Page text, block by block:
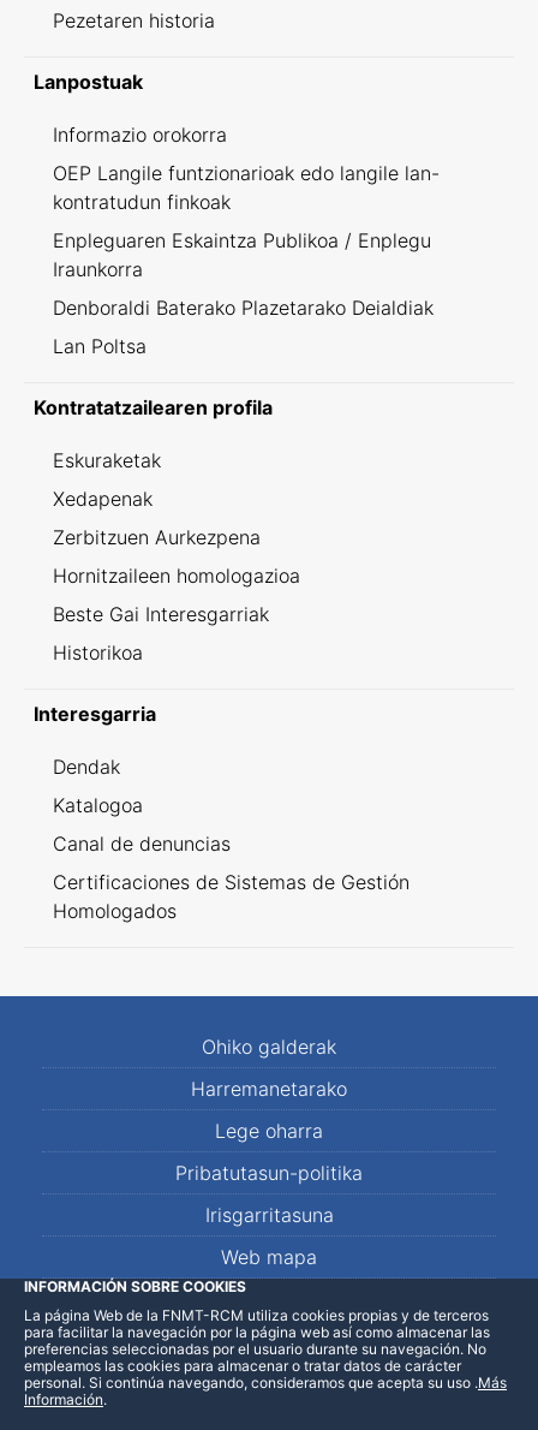
Pezetaren historia
Lanpostuak
Informazio orokorra
OEP Langile funtzionarioak edo langile lan-
kontratudun finkoak
Enpleguaren Eskaintza Publikoa / Enplegu
Iraunkorra
Denboraldi Baterako Plazetarako Deialdiak
Lan Poltsa
Kontratatzailearen profila
Eskuraketak
Xedapenak
Zerbitzuen Aurkezpena
Hornitzaileen homologazioa
Beste Gai Interesgarriak
Historikoa
Interesgarria
Dendak
Katalogoa
Canal de denuncias
Certificaciones de Sistemas de Gestión
Homologados
Ohiko galderak
Harremanetarako
Lege oharra
Pribatutasun-politika
Irisgarritasuna
Web mapa
LinkedInFacebookWhatsApp
INFORMACIÓN SOBRE COOKIES
La página Web de la FNMT-RCM utiliza cookies propias y de terceros
para facilitar la navegación por la página web así como almacenar las
preferencias seleccionadas por el usuario durante su navegación. No
empleamos las cookies para almacenar o tratar datos de carácter
personal. Si continúa navegando, consideramos que acepta su uso .Más
Información.